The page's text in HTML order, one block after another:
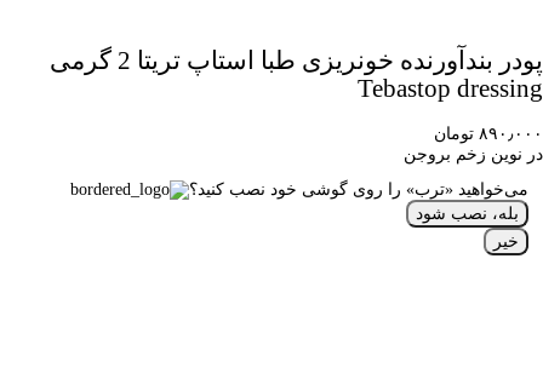
پودر بندآورنده خونریزی طبا استاپ تریتا 2 گرمی
Tebastop dressing
۸۹۰٫۰۰۰ تومان
در نوین زخم بروجن
می‌خواهید «ترب» را روی گوشی خود نصب کنید؟
بله، نصب شود
خیر